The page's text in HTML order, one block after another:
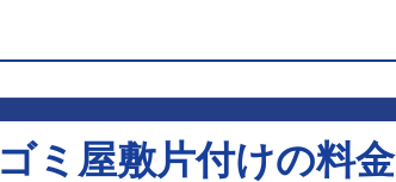
ゴミ屋敷片付けの料金